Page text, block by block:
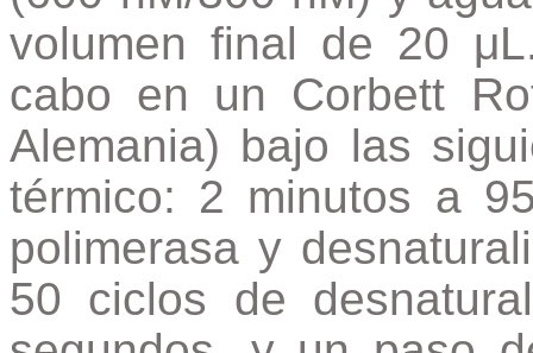
volumen final de 20
cabo en un Corbett
Alemania) bajo las
térmico: 2 minutos a
polimerasa y
50 ciclos de